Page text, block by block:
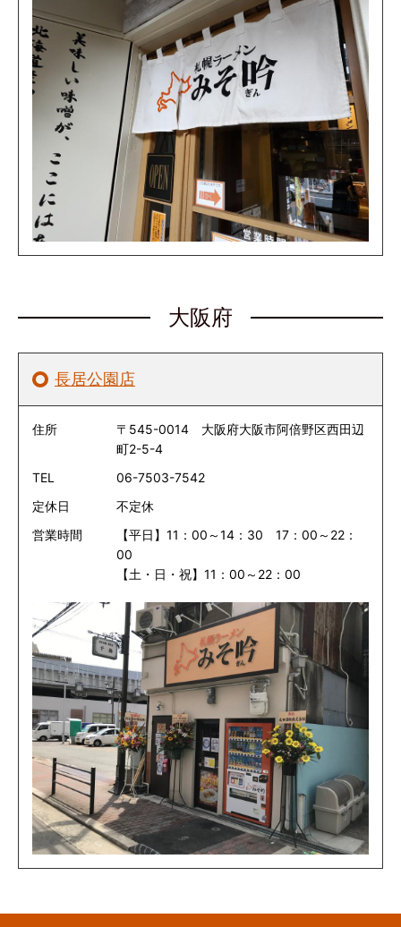
大阪府
長居公園店
住所
〒545-0014 大阪府大阪市阿倍野区西田辺
町2-5-4
TEL
06-7503-7542
定休日
不定休
営業時間
【平日】11：00～14：30 17：00～22：
00
【土・日・祝】11：00～22：00